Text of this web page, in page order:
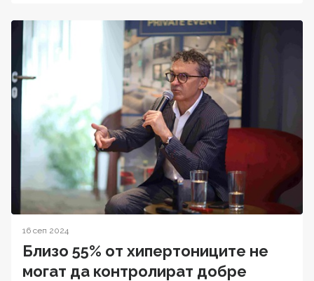
16 сеп 2024
Близо 55% от хипертониците не
могат да контролират добре